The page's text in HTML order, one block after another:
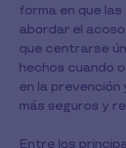
forma en que
abordar el
que centrarse
hechos cuando
en la prevención
más seguros y
Entre los